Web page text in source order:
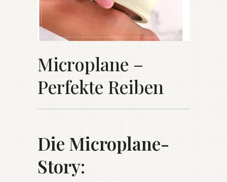
Microplane –
Perfekte Reiben
Die Microplane-
Story: